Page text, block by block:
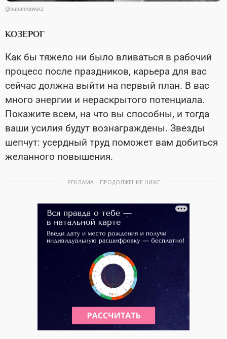
@susannawurz
КОЗЕРОГ
Как бы тяжело ни было вливаться в рабочий
процесс после праздников, карьера для вас
сейчас должна выйти на первый план. В вас
много энергии и нераскрытого потенциала.
Покажите всем, на что вы способны, и тогда
ваши усилия будут вознаграждены. Звезды
шепчут: усердный труд поможет вам добиться
желанного повышения.
РЕКЛАМА – ПРОДОЛЖЕНИЕ НИЖЕ